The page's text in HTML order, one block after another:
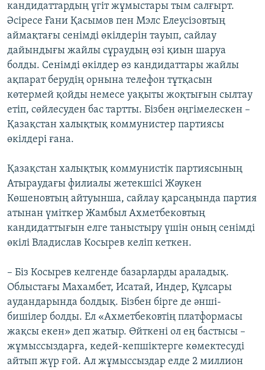
кандидаттардың үгіт жұмыстары тым салғырт.
Әсіресе Ғани Қасымов пен Мэлс Елеусізовтың
аймақтағы сенімді өкілдерін тауып, сайлау
дайындығы жайлы сұраудың өзі қиын шаруа
болды. Сенімді өкілдер өз кандидаттары жайлы
ақпарат берудің орнына телефон тұтқасын
көтермей қойды немесе уақыты жоқтығын сылтау
етіп, сөйлесуден бас тартты. Бізбен әңгімелескен –
Қазақстан халықтық коммунистер партиясы
өкілдері ғана.
Қазақстан халықтық коммунистік партиясының
Атыраудағы филиалы жетекшісі Жәукен
Көшеновтың айтуынша, сайлау қарсаңында партия
атынан үміткер Жамбыл Ахметбековтың
кандидаттығын елге таныстыру үшін оның сенімді
өкілі Владислав Косырев келіп кеткен.
– Біз Косырев келгенде базарларды араладық.
Облыстағы Махамбет, Исатай, Индер, Құлсары
аудандарында болдық. Бізбен бірге де әнші-
бишілер болды. Ел «Ахметбековтің платформасы
жақсы екен» деп жатыр. Өйткені ол ең бастысы –
жұмыссыздарға, кедей-кепшіктерге көмектесуді
айтып жүр ғой. Ал жұмыссыздар елде 2 миллион